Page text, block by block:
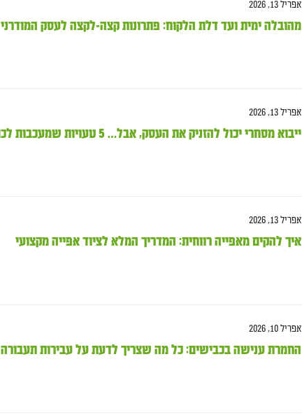
אפריל 13, 2026
מהובלה ימית ועד דלת הלקוח: פתרונות קצה-לקצה לעסק המודרני
אפריל 13, 2026
ייבוא מסחרי יכול להזניק את העסק, אבל… 5 טעויות שמעכבות לכם את הסחורה במכס
אפריל 13, 2026
איך להקים מאפייה רווחית: המדריך המלא לציוד אפייה מקצועי
אפריל 10, 2026
החמרת ענישה בכבישים: כל מה שצריך לדעת על עבירות תעבורה 2026